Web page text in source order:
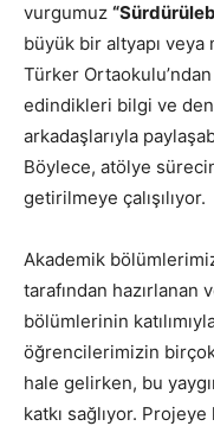
vurgumuz
büyük bir altyapı veya
Türker
edindikleri bilgi ve
arkadaşlarıyla
Böylece, atölye
getirilmeye çalışılıyor.
Akademik
tarafından
bölümlerinin
öğrencilerimizin birçok
hale gelirken, bu
katkı sağlıyor.